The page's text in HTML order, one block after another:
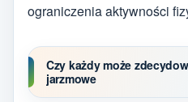
ograniczenia aktywności
Czy każdy może
jarzmowe